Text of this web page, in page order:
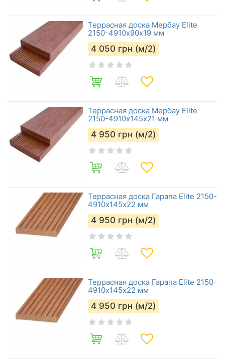
Террасная доска Мербау Elite
2150-4910х90х19 мм
4 050 грн (м/2)
Террасная доска Мербау Elite
2150-4910х145х21 мм
4 950 грн (м/2)
Террасная доска Гарапа Elite 2150-
4910х145х22 мм
4 950 грн (м/2)
Террасная доска Гарапа Elite 2150-
4910х145х22 мм
4 950 грн (м/2)